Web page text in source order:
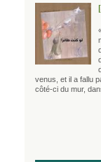
venus, et il a fallu
côté-ci du mur,